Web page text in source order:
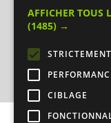
AFFICHER TOUS
(1485) →
CIBLAGE